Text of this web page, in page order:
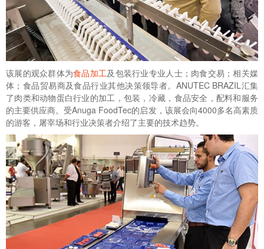
该展的观众群体为食品加工及包装行业专业人士；肉食交易；相关媒
体；食品贸易商及食品行业其他决策领导者。ANUTEC BRAZIL汇集
了肉类和动物蛋白行业的加工，包装，冷藏，食品安全，配料和服务
的主要供应商。受Anuga FoodTec的启发，该展会向4000多名高素质
的游客，屠宰场和行业决策者介绍了主要的技术趋势。